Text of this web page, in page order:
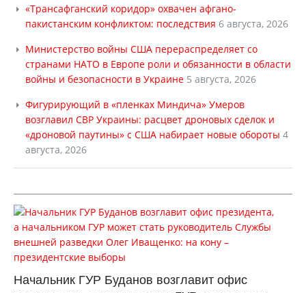
«Трансафганский коридор» охвачен афгано-
пакистанским конфликтом: последствия 6 августа, 2026
Министерство войны США перераспределяет со
странами НАТО в Европе роли и обязанности в области
войны и безопасности в Украине 5 августа, 2026
Фигурирующий в «пленках Миндича» Умеров
возглавил СВР Украины: расцвет дроновых сделок и
«дроновой паутины» с США набирает новые обороты 4
августа, 2026
Начальник ГУР Буданов возглавит офис